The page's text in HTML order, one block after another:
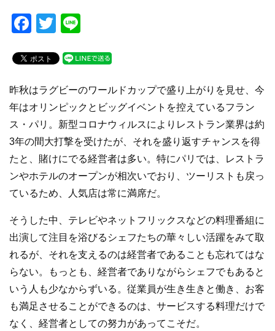
F
c
e
b
o
o
k
T
tt
er
e
昨秋はラグビーのワールドカップで盛り上がりを見せ、今
年はオリンピックとビッグイベントを控えているフラン
ス・パリ。新型コロナウィルスによりレストラン業界は約
3年の間大打撃を受けたが、それを盛り返すチャンスを得
たと、賭けにでる経営者は多い。特にパリでは、レストラ
ンやホテルのオープンが相次いでおり、ツーリストも戻っ
ているため、人気店は常に満席だ。
そうした中、テレビやネットフリックスなどの料理番組に
出演して注目を浴びるシェフたちの華々しい活躍をみて取
れるが、それを支えるのは経営者であることも忘れてはな
らない。もっとも、経営者でありながらシェフでもあると
いう人も少なからずいる。従業員が生き生きと働き、お客
も満足させることができるのは、サービスする料理だけで
なく、経営者としての努力があってこそだ。